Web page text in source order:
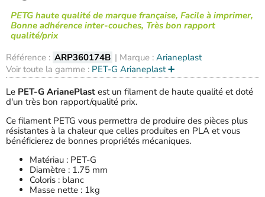
PETG haute qualité de marque française, Facile à imprimer,
Bonne adhérence inter-couches, Très bon rapport
qualité/prix
Référence : ARP360174B | Marque : Arianeplast
Voir toute la gamme : PET-G Arianeplast ➕
Le PET-G ArianePlast est un filament de haute qualité et doté
d'un très bon rapport/qualité prix.
Ce filament PETG vous permettra de produire des pièces plus
résistantes à la chaleur que celles produites en PLA et vous
bénéficierez de bonnes propriétés mécaniques.
Matériau : PET-G
Diamètre : 1.75 mm
Coloris : blanc
Masse nette : 1kg